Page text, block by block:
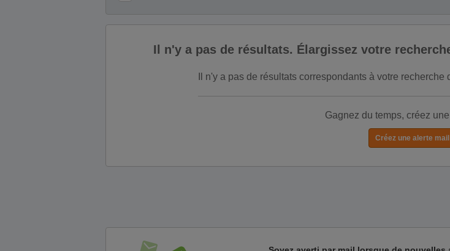
Il n'y a pas de résultats. Élargissez votre
Il n'y a pas de résultats correspondants à votre recherche
Gagnez du temps, créez